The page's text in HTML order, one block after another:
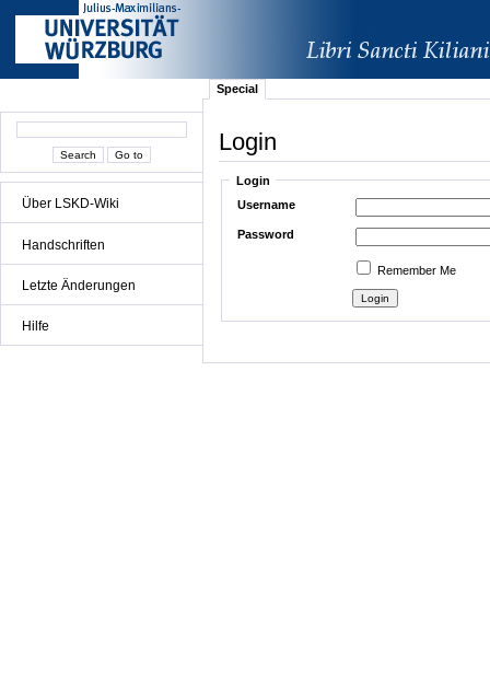
Über LSKD-Wiki
Handschriften
Letzte Änderungen
Hilfe
Special
Login
Login
Username
Password
Remember Me